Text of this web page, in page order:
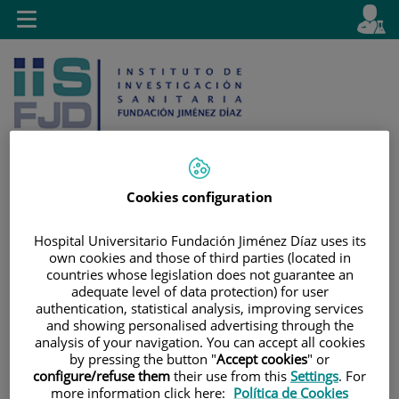
Jump to content
selector
Active
en
Toggle
navigation
Cookies configuration
Hospital Universitario Fundación Jiménez Díaz uses its
own cookies and those of third parties (located in
countries whose legislation does not guarantee an
adequate level of data protection) for user
authentication, statistical analysis, improving services
and showing personalised advertising through the
analysis of your navigation. You can accept all cookies
by pressing the button "Accept cookies" or
configure/refuse them their use from this Settings. For
more information click here: Política de Cookies